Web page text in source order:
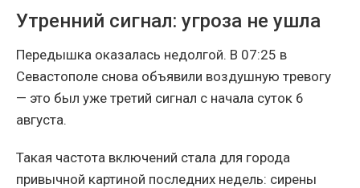
Утренний сигнал: угроза не ушла
Передышка оказалась недолгой. В 07:25 в
Севастополе снова объявили воздушную тревогу
— это был уже третий сигнал с начала суток 6
августа.
Такая частота включений стала для города
привычной картиной последних недель: сирены